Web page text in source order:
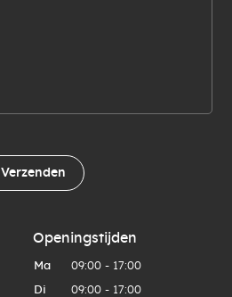
Verzenden
Openingstijden
Ma 09:00 - 17:00
Di 09:00 - 17:00